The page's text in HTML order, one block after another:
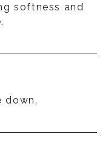
softness and
down.